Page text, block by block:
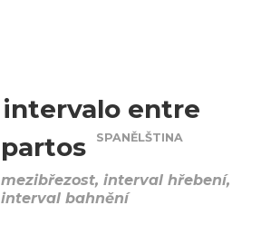
intervalo entre
partos
SPANĚLŠTINA
mezibřezost, interval hřebení,
interval bahnění